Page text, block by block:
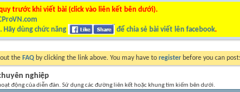
trước khi viết bài (click vào liên kết bên dưới).
dùng chức năng để chia sẻ bài viết lên facebook.
the FAQ by clicking the link above. You may have to register before you can
nghiệp
động của diễn đàn. Sử dụng các đường liên kết hoặc khung tìm kiếm bên dưới.